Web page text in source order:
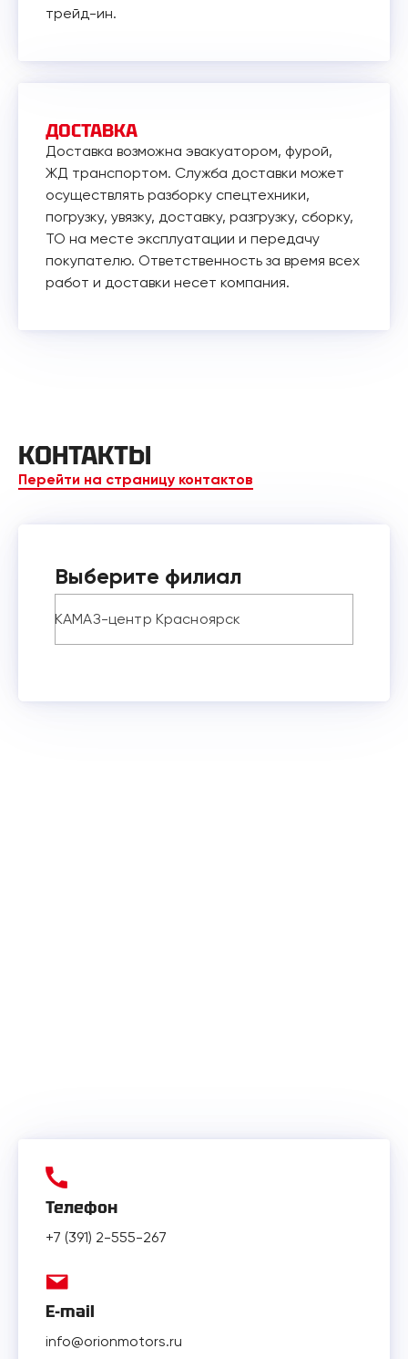
трейд-ин.
ДОСТАВКА
Доставка возможна эвакуатором, фурой,
ЖД транспортом. Служба доставки может
осуществлять разборку спецтехники,
погрузку, увязку, доставку, разгрузку, сборку,
ТО на месте эксплуатации и передачу
покупателю. Ответственность за время всех
работ и доставки несет компания.
КОНТАКТЫ
Перейти на страницу контактов
Выберите филиал
КАМАЗ-центр Красноярск
Телефон
+7 (391) 2-555-267
E-mail
info@orionmotors.ru